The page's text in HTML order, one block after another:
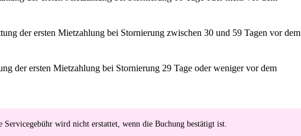
der ersten Mietzahlung bei Stornierung zwischen 30 und 59 Tagen vor dem
der ersten Mietzahlung bei Stornierung 29 Tage oder weniger vor dem
Servicegebühr wird nicht erstattet, wenn die Buchung bestätigt ist.